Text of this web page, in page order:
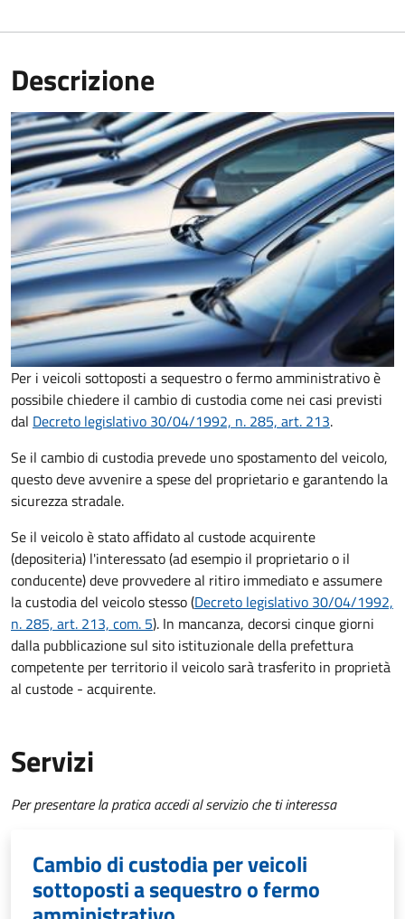
Descrizione
Per i veicoli sottoposti a sequestro o fermo amministrativo è
possibile chiedere il cambio di custodia come nei casi previsti
dal Decreto legislativo 30/04/1992, n. 285, art. 213.
Se il cambio di custodia prevede uno spostamento del veicolo,
questo deve avvenire a spese del proprietario e garantendo la
sicurezza stradale.
Se il veicolo è stato affidato al custode acquirente
(depositeria) l'interessato (ad esempio il proprietario o il
conducente) deve provvedere al ritiro immediato e assumere
la custodia del veicolo stesso (Decreto legislativo 30/04/1992,
n. 285, art. 213, com. 5). In mancanza, decorsi cinque giorni
dalla pubblicazione sul sito istituzionale della prefettura
competente per territorio il veicolo sarà trasferito in proprietà
al custode - acquirente.
Servizi
Per presentare la pratica accedi al servizio che ti interessa
Cambio di custodia per veicoli
sottoposti a sequestro o fermo